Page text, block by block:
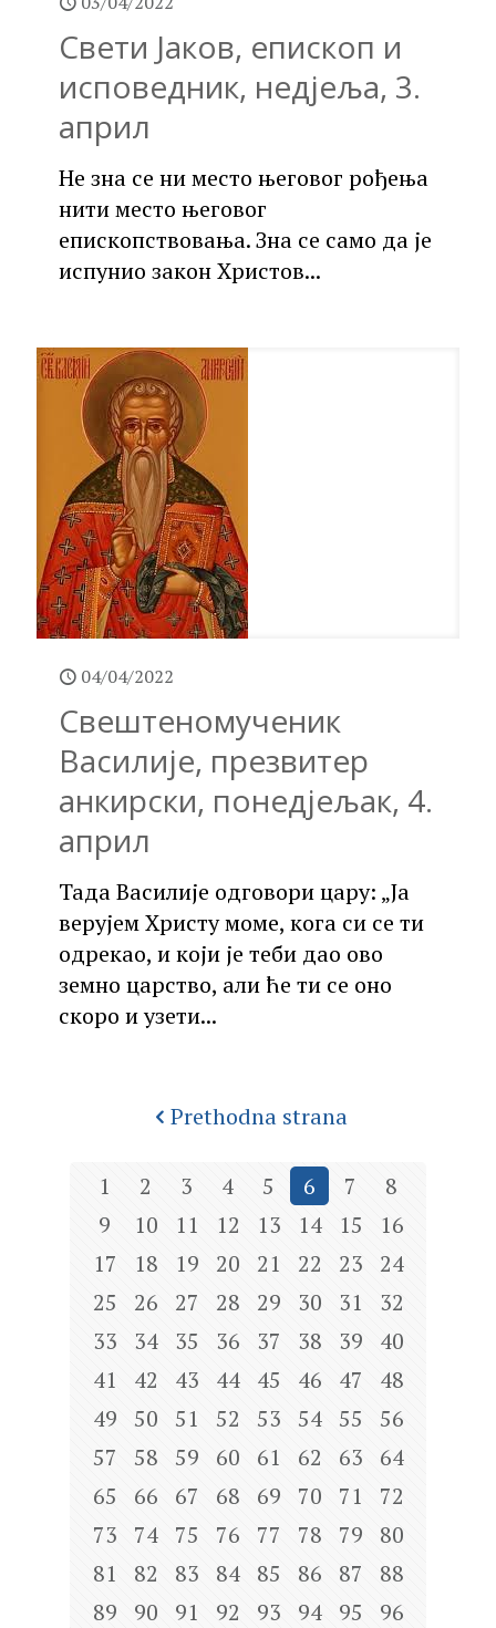
Свети Јаков, епископ и
исповедник, недјеља, 3.
април
Не зна се ни место његовог рођења
нити место његовог
епископствовања. Зна се само да је
испунио закон Христов...
04/04/2022
Свештеномученик
Василије, презвитер
анкирски, понедјељак, 4.
април
Тада Василије одговори цару: „Ја
верујем Христу моме, кога си се ти
одрекао, и који је теби дао ово
земно царство, али ће ти се оно
скоро и узети...
Prethodna strana
1 2 3 4 5 6 7
8
9
10 11 12 13 14 15
16
17
18 19 20 21 22 23
24
25
26 27 28 29 30 31
32
33
34 35 36 37 38 39
40
41
42 43 44 45 46 47
48
49
50 51 52 53 54 55
56
57
58 59 60 61 62 63
64
65
66 67 68 69 70 71
72
73
74 75 76 77 78 79
80
81
82 83 84 85 86 87
88
89
90 91 92 93 94 95
96